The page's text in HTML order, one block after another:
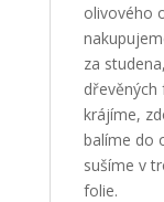
olivového
za
krájíme,
balíme do
sušíme v
folie.